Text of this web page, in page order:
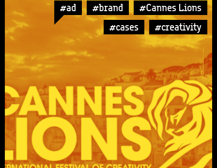
#ad #brand
#Cannes Lions
#cases
#creativity